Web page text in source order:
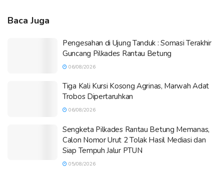
Baca Juga
Pengesahan di Ujung Tanduk : Somasi Terakhir
Guncang Pilkades Rantau Betung
06/08/2026
Tiga Kali Kursi Kosong Agrinas, Marwah Adat
Trobos Dipertaruhkan
06/08/2026
Sengketa Pilkades Rantau Betung Memanas,
Calon Nomor Urut 2 Tolak Hasil Mediasi dan
Siap Tempuh Jalur PTUN
05/08/2026